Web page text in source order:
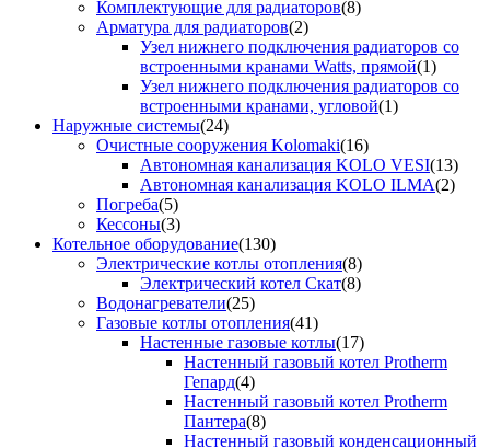
Комплектующие для радиаторов(8)
Арматура для радиаторов(2)
Узел нижнего подключения радиаторов со
встроенными кранами Watts, прямой(1)
Узел нижнего подключения радиаторов со
встроенными кранами, угловой(1)
Наружные системы(24)
Очистные сооружения Kolomaki(16)
Автономная канализация KOLO VESI(13)
Автономная канализация KOLO ILMA(2)
Погреба(5)
Кессоны(3)
Котельное оборудование(130)
Электрические котлы отопления(8)
Электрический котел Скат(8)
Водонагреватели(25)
Газовые котлы отопления(41)
Настенные газовые котлы(17)
Настенный газовый котел Protherm
Гепард(4)
Настенный газовый котел Protherm
Пантера(8)
Настенный газовый конденсационный